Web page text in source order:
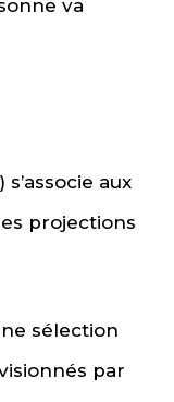
va
aux
projections
sélection
par